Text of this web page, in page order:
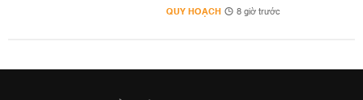
QUY HOẠCH 8 giờ trước